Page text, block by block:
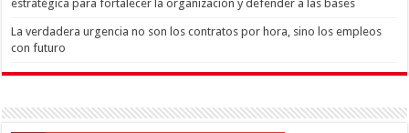
estratégica para fortalecer la organización y defender a las bases
La verdadera urgencia no son los contratos por hora, sino los empleos
con futuro